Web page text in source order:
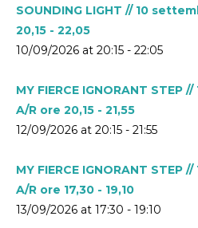
SOUNDING LIGHT // 10
20,15 - 22,05
10/09/2026 at 20:15 - 22:05
MY FIERCE IGNORANT
A/R ore 20,15 - 21,55
12/09/2026 at 20:15 - 21:55
MY FIERCE IGNORANT
A/R ore 17,30 - 19,10
13/09/2026 at 17:30 - 19:10